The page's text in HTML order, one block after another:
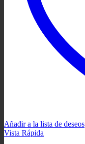
Añadir a la lista de deseos
Vista Rápida